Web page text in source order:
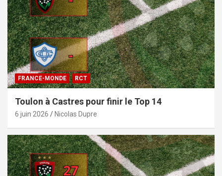
FRANCE-MONDE RCT
Toulon à Castres pour finir le Top 14
6 juin 2026 Nicolas Dupre